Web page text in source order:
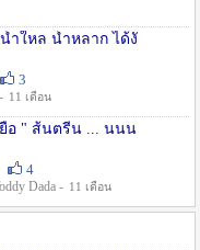
ำใหล น้ำหลาก ได้งั
3
11 เดือน
ยื่อ " ส้นตรีน ... นนน
4
Dada - 11 เดือน